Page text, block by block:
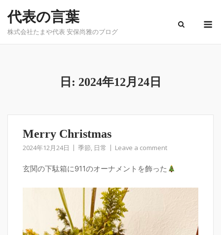
content
代表の言葉
株式会社たまや代表 安保尚雅のブログ
日: 2024年12月24日
Merry Christmas
2024年12月24日 季節, 日常 Leave a comment
玄関の下駄箱に911のオーナメントを飾った